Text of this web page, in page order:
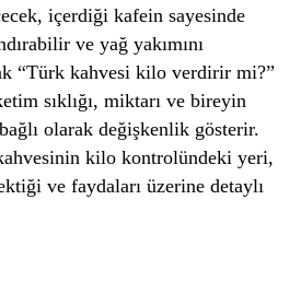
içerdiği kafein sayesinde
ve yağ yakımını
“Türk kahvesi kilo verdirir mi?”
sıklığı, miktarı ve bireyin
olarak değişkenlik gösterir.
kilo kontrolündeki yeri,
ve faydaları üzerine detaylı